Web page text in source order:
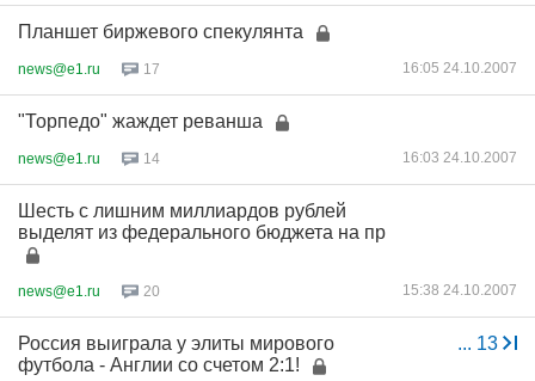
Планшет биржевого спекулянта
news@e1.ru 17 16:05 24.10.2007
"Торпедо" жаждет реванша
news@e1.ru 14 16:03 24.10.2007
Шесть с лишним миллиардов рублей
выделят из федерального бюджета на пр
news@e1.ru 20 15:38 24.10.2007
... 13
Россия выиграла у элиты мирового
футбола - Англии со счетом 2:1!